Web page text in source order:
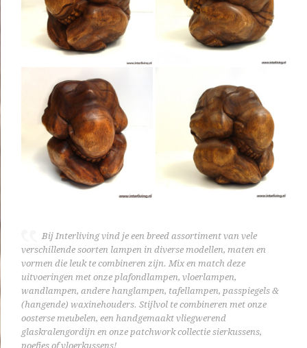
Bij Interliving vind je een breed assortiment van vele
verschillende soorten lampen in diverse modellen, maten en
vormen die leuk te combineren zijn. Mix en match deze
uitvoeringen met onze plafondlampen, vloerlampen,
wandlampen, andere hanglampen, tafellampen, passpiegels &
(hangende) waxinehouders. Stijlvol te combineren met onze
oosterse meubelen, een handgemaakt vliegwerend
glaskralengordijn en onze patchwork collectie sierkussens,
poefjes of vloerkussens!